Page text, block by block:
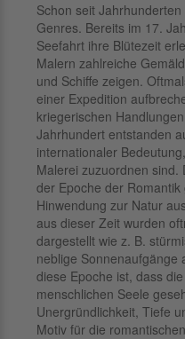
Schon seit
Genres. Bereits im 17.
Seefahrt ihre Blütezeit
Malern zahlreiche
und Schiffe zeigen.
einer Expedition
kriegerischen
Jahrhundert entstanden
internationaler
Malerei zuzuordnen sind.
der Epoche der
Hinwendung zur Natur
aus dieser Zeit wurden
dargestellt wie z. B.
neblige Sonnenaufgänge
diese Epoche ist, dass
menschlichen Seele
Unergründlichkeit, Tiefe
Motiv für die